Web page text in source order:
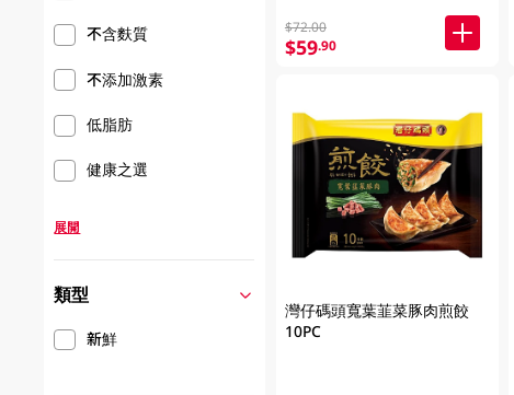
不含麩質
不添加激素
低脂肪
健康之選
展開
類型
新鮮
$72.00
$59.90
灣仔碼頭寬葉韮菜豚肉煎餃
10PC